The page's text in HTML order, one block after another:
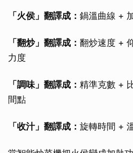
「火侯」翻譯成： 鍋溫曲線 +
「翻炒」翻譯成： 翻炒速度 +
力度
「調味」翻譯成： 精準克數 +
間點
「收汁」翻譯成： 旋轉時間 +